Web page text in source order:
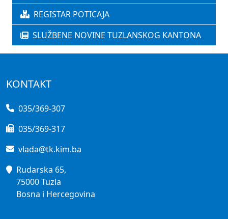
REGISTAR POTICAJA
SLUŽBENE NOVINE TUZLANSKOG KANTONA
KONTAKT
035/369-307
035/369-317
vlada@tk.kim.ba
Rudarska 65,
75000 Tuzla
Bosna i Hercegovina